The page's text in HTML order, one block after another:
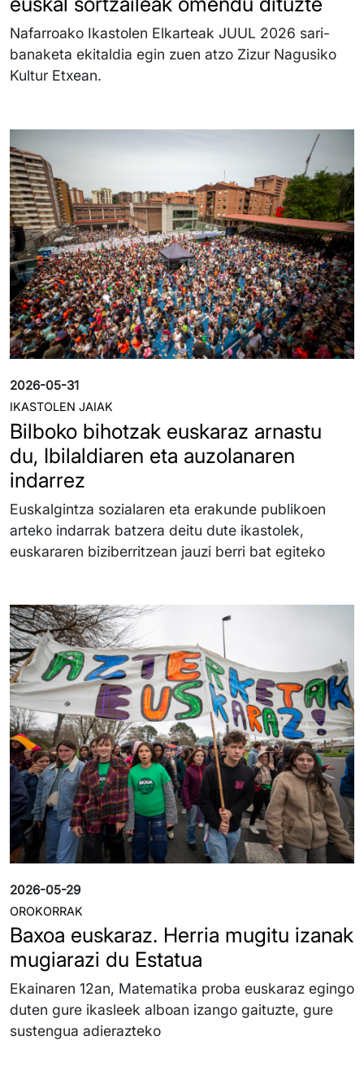
Nafarroako Ikastolen Elkarteak JUUL 2026 sari-
banaketa ekitaldia egin zuen atzo Zizur Nagusiko
Kultur Etxean.
2026-05-31
IKASTOLEN JAIAK
Bilboko bihotzak euskaraz arnastu
du, Ibilaldiaren eta auzolanaren
indarrez
Euskalgintza sozialaren eta erakunde publikoen
arteko indarrak batzera deitu dute ikastolek,
euskararen biziberritzean jauzi berri bat egiteko
Irudia
2026-05-29
OROKORRAK
Baxoa euskaraz. Herria mugitu izanak
mugiarazi du Estatua
Ekainaren 12an, Matematika proba euskaraz egingo
duten gure ikasleek alboan izango gaituzte, gure
sustengua adierazteko